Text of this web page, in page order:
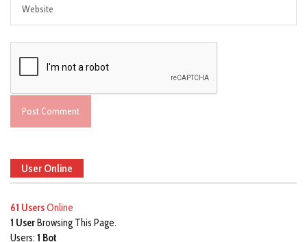
User Online
61 UsersOnline
1 UserBrowsing This Page.
Users: 1 Bot